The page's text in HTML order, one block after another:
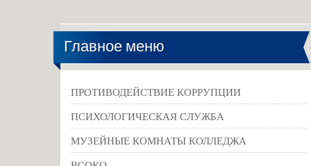
Главное меню
ПРОТИВОДЕЙСТВИЕ КОРРУПЦИИ
ПСИХОЛОГИЧЕСКАЯ СЛУЖБА
МУЗЕЙНЫЕ КОМНАТЫ КОЛЛЕДЖА